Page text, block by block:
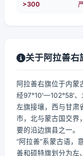
>300
关于阿拉善右
阿拉善右旗位于内蒙
经97°10′—102°58′
左旗接壤，西与甘肃
市，北与蒙古国交界
要的沿边旗县之一。
“阿拉善”系蒙古语，
善和硕特旗划分为左